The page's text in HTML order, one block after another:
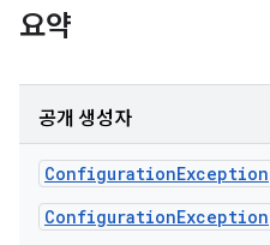
요약
공개 생성자
ConfigurationException
ConfigurationException